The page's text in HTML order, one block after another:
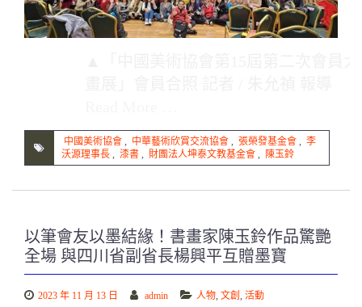
中國美術協會 , 中華藝術欣賞交流協會 , 張榮發基金會 , 李
沃源理事長 , 漆書 , 財團法人坤泰文教基金會 , 陳玉鈴
以筆會友以墨結緣！書畫家陳玉鈴作品驚艷
全場 與四川省副省長楊興平互贈墨寶
2023 年 11 月 13 日 admin 人物, 文創 , 活動